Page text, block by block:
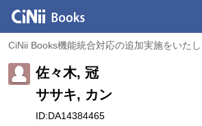
CiNii Books機能統合対応の追加実施をいた
佐々木, 冠
ササキ, カン
ID:DA14384465